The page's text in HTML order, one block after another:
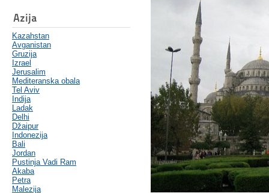
Azija
Kazahstan
Avganistan
Gruzija
Izrael
Jerusalim
Mediteranska obala
Tel Aviv
Indija
Ladak
Delhi
Džaipur
Indonezija
Bali
Jordan
Pustinja Vadi Ram
Akaba
Petra
Malezija